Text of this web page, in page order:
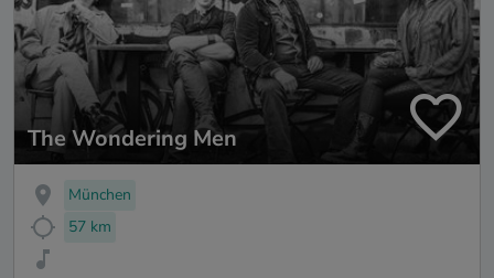
The Wondering Men
München
57 km